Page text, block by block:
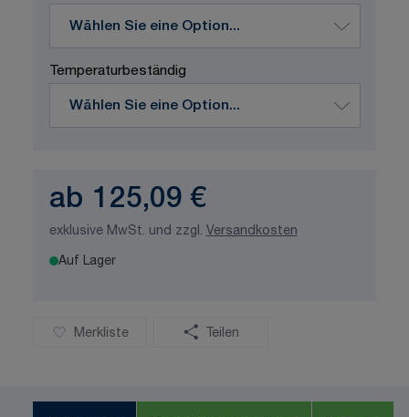
Temperaturbeständig
ab 125,09 €
exklusive MwSt. und zzgl. Versandkosten
Auf Lager
Merkliste Teilen